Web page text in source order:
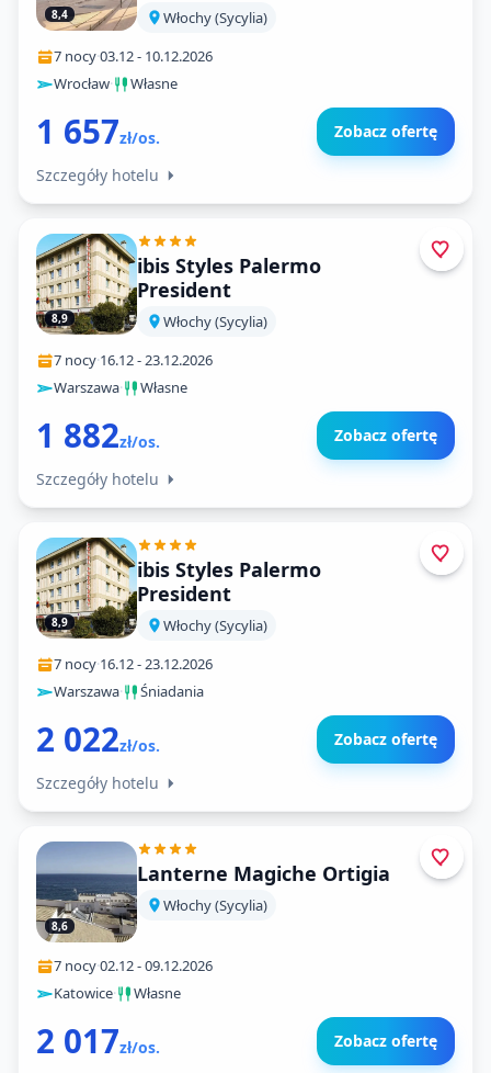
8,4
Włochy (Sycylia)
7 nocy·03.12- 10.12.2026
Wrocław· Własne
1 657zł/os. Zobacz ofertę
Szczegóły hotelu
8,9
ibis Styles Palermo
President
Włochy (Sycylia)
7 nocy·16.12-23.12.2026
Warszawa· Własne
1 882zł/os. Zobacz ofertę
Szczegóły hotelu
8,9
ibis Styles Palermo
President
Włochy (Sycylia)
7 nocy·16.12-23.12.2026
Warszawa· Śniadania
2 022zł/os. Zobacz ofertę
Szczegóły hotelu
8,6
Lanterne Magiche Ortigia
Włochy (Sycylia)
7 nocy·02.12-09.12.2026
Katowice· Własne
2 017zł/os. Zobacz ofertę